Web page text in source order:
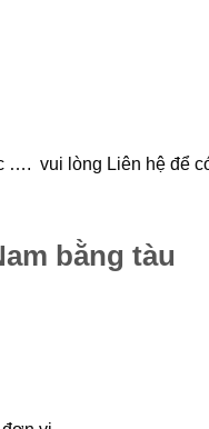
…. vui lòng Liên hệ để
bằng tàu